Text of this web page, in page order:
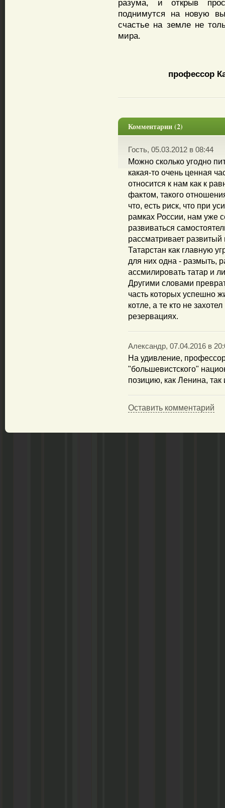
разума, и открыв
поднимутся на новую
счастье на земле не
мира.
профессор
Комментарии (2)
Гость, 05.03.2012 в 08:44
Можно сколько угодно
какая-то очень ценная
относится к нам как к
фактом, такого
что, есть риск, что при
рамках России, нам уже
развиваться
рассматривает
Татарстан как главную
для них одна - размыть,
ассмилировать татар и
Другими словами
часть которых успешно
котле, а те кто не
резервациях.
Александр, 07.04.2016 в
На удивление,
"большевистского"
позицию, как Ленина,
Оставить комментарий